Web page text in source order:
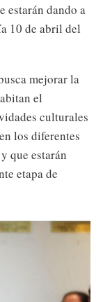
estarán dando a
10 de abril del
mejorar la
el
culturales
los diferentes
que estarán
etapa de